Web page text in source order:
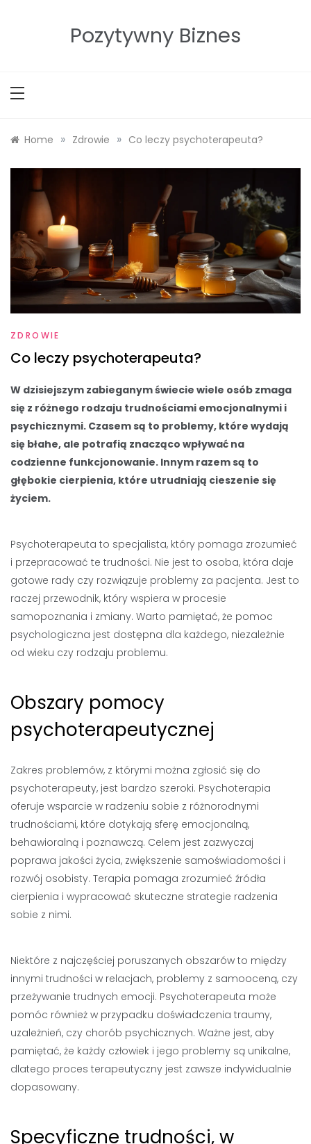
Pozytywny Biznes
Home » Zdrowie » Co leczy psychoterapeuta?
ZDROWIE
Co leczy psychoterapeuta?
W dzisiejszym zabieganym świecie wiele osób zmaga
się z różnego rodzaju trudnościami emocjonalnymi i
psychicznymi. Czasem są to problemy, które wydają
się błahe, ale potrafią znacząco wpływać na
codzienne funkcjonowanie. Innym razem są to
głębokie cierpienia, które utrudniają cieszenie się
życiem.
Psychoterapeuta to specjalista, który pomaga zrozumieć
i przepracować te trudności. Nie jest to osoba, która daje
gotowe rady czy rozwiązuje problemy za pacjenta. Jest to
raczej przewodnik, który wspiera w procesie
samopoznania i zmiany. Warto pamiętać, że pomoc
psychologiczna jest dostępna dla każdego, niezależnie
od wieku czy rodzaju problemu.
Obszary pomocy
psychoterapeutycznej
Zakres problemów, z którymi można zgłosić się do
psychoterapeuty, jest bardzo szeroki. Psychoterapia
oferuje wsparcie w radzeniu sobie z różnorodnymi
trudnościami, które dotykają sferę emocjonalną,
behawioralną i poznawczą. Celem jest zazwyczaj
poprawa jakości życia, zwiększenie samoświadomości i
rozwój osobisty. Terapia pomaga zrozumieć źródła
cierpienia i wypracować skuteczne strategie radzenia
sobie z nimi.
Niektóre z najczęściej poruszanych obszarów to między
innymi trudności w relacjach, problemy z samooceną, czy
przeżywanie trudnych emocji. Psychoterapeuta może
pomóc również w przypadku doświadczenia traumy,
uzależnień, czy chorób psychicznych. Ważne jest, aby
pamiętać, że każdy człowiek i jego problemy są unikalne,
dlatego proces terapeutyczny jest zawsze indywidualnie
dopasowany.
Specyficzne trudności, w